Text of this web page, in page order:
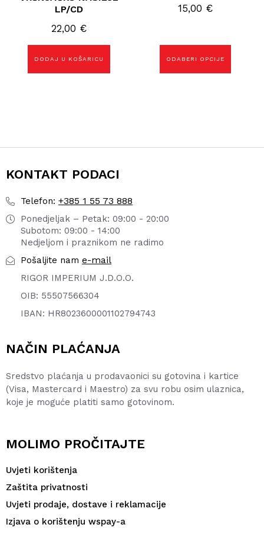
LP/CD
22,00 €
DODAJ U KOŠARICU
15,00 €
ODABERI OPCIJE
se
mogu
KONTAKT PODACI
Telefon: +385 1 55 73 888
Ponedjeljak – Petak: 09:00 - 20:00
Subotom: 09:00 - 14:00
Nedjeljom i praznikom ne radimo
Pošaljite nam e-mail
RIGOR IMPERIUM J.D.O.O.
OIB: 55507566304
IBAN: HR8023600001102794743
NAČIN PLAĆANJA
Sredstvo plaćanja u prodavaonici su gotovina i kartice
(Visa, Mastercard i Maestro) za svu robu osim ulaznica,
koje je moguće platiti samo gotovinom.
MOLIMO PROČITAJTE
Uvjeti korištenja
Zaštita privatnosti
Uvjeti prodaje, dostave i reklamacije
Izjava o korištenju wspay-a